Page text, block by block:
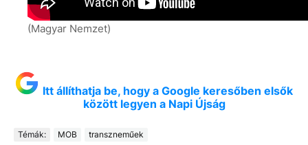
(Magyar Nemzet)
Itt állíthatja be, hogy a Google keresőben elsők
között legyen a Napi Újság
Témák: MOB transzneműek